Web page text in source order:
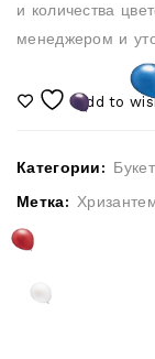
и количества
менеджером и
Add to
Категории: Букет
Метка: